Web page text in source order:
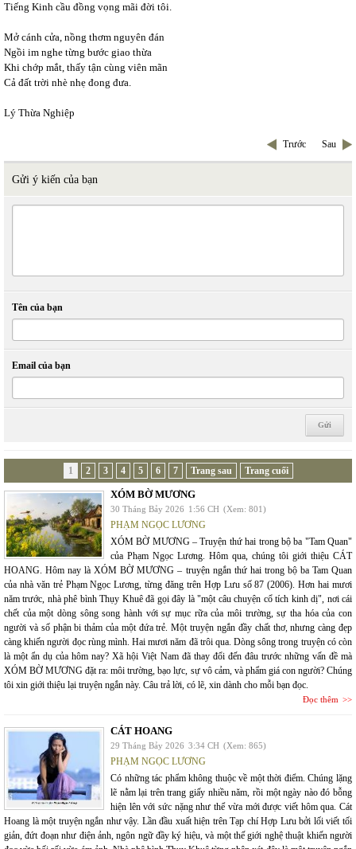
Tiếng Kinh cầu đồng vọng mãi đời tôi.
Mở cánh cửa, nồng thơm nguyên đán
Ngồi im nghe từng bước giao thừa
Khi chớp mắt, thấy tận cùng viên mãn
Cả đất trời nhè nhẹ đong đưa.
Lý Thừa Nghiệp
Trước Sau
Gửi ý kiến của bạn
Tên của bạn
Email của bạn
1 2 3 4 5 6 7 Trang sau Trang cuối
XÓM BỜ MƯƠNG
30 Tháng Bảy 2026 1:56 CH (Xem: 801)
PHẠM NGỌC LƯƠNG
XÓM BỜ MƯƠNG – Truyện thứ hai trong bộ ba "Tam Quan"
của Phạm Ngọc Lương. Hôm qua, chúng tôi giới thiệu CÁT
HOANG. Hôm nay là XÓM BỜ MƯƠNG – truyện ngắn thứ hai trong bộ ba Tam Quan
của nhà văn trẻ Phạm Ngọc Lương, từng đăng trên Hợp Lưu số 87 (2006). Hơn hai mươi
năm trước, nhà phê bình Thụy Khuê đã gọi đây là "một câu chuyện cổ tích kinh dị", nơi cái
chết của một dòng sông song hành với sự mục rữa của môi trường, sự tha hóa của con
người và số phận bi thảm của một đứa trẻ. Một truyện ngắn đầy chất thơ, nhưng càng đẹp
càng khiến người đọc rùng mình. Hai mươi năm đã trôi qua. Dòng sông trong truyện có còn
là một ẩn dụ của hôm nay? Xã hội Việt Nam đã thay đổi đến đâu trước những vấn đề mà
XÓM BỜ MƯƠNG đặt ra: môi trường, bạo lực, sự vô cảm, và phẩm giá con người? Chúng
tôi xin giới thiệu lại truyện ngắn này. Câu trả lời, có lẽ, xin dành cho mỗi bạn đọc.
Đọc thêm
CÁT HOANG
29 Tháng Bảy 2026 3:34 CH (Xem: 865)
PHẠM NGỌC LƯƠNG
Có những tác phẩm không thuộc về một thời điểm. Chúng lặng
lẽ nằm lại trên trang giấy nhiều năm, rồi một ngày nào đó bỗng
hiện lên với sức nặng như thể vừa mới được viết hôm qua. Cát
Hoang là một truyện ngắn như vậy. Lần đầu xuất hiện trên Tạp chí Hợp Lưu bởi lối viết tối
giản, đứt đoạn như điện ảnh, ngôn ngữ đầy ký hiệu, và một thế giới nghệ thuật khiến người